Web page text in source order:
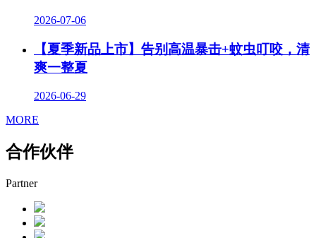
2026-07-06
【夏季新品上市】告别高温暴击+蚊虫叮咬，清
爽一整夏
2026-06-29
MORE
合作伙伴
Partner